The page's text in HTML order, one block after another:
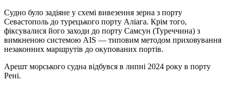
Судно було задіяне у схемі вивезення зерна з порту
Севастополь до турецького порту Аліага. Крім того,
фіксувалися його заходи до порту Самсун (Туреччина) з
вимкненою системою AIS — типовим методом приховування
незаконних маршрутів до окупованих портів.
Арешт морського судна відбувся в липні 2024 року в порту
Рені.